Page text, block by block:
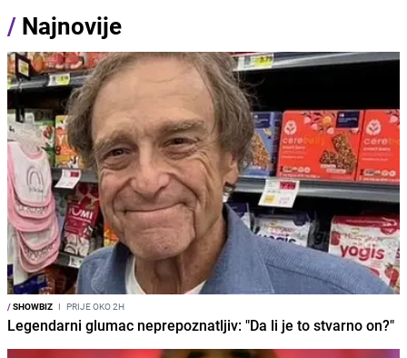
/ Najnovije
/SHOWBIZ I PRIJE OKO 2H
Legendarni glumac neprepoznatljiv: "Da li je to stvarno on?"